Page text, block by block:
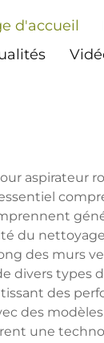
d'accueil
aspirateur
du
des murs
divers types
des
des
une